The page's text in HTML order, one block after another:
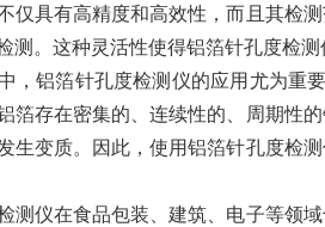
仅具有高精度和高效性，而且其检
测。这种灵活性使得铝箔针孔度检
，铝箔针孔度检测仪的应用尤为重
箔存在密集的、连续性的、周期性
生变质。因此，使用铝箔针孔度检
测仪在食品包装、建筑、电子等领